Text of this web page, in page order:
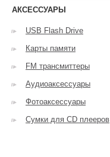
АКСЕССУАРЫ
USB Flash Drive
Карты памяти
FM трансмиттеры
Аудиоаксессуары
Фотоаксессуары
Сумки для CD плееров